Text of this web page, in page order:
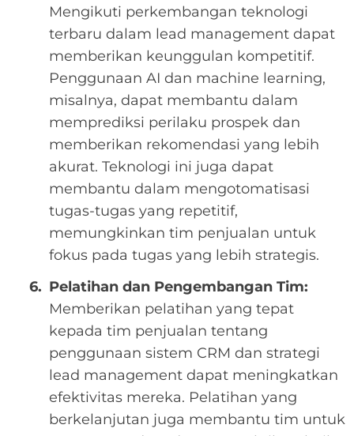
Mengikuti perkembangan teknologi
terbaru dalam lead management dapat
memberikan keunggulan kompetitif.
Penggunaan AI dan machine learning,
misalnya, dapat membantu dalam
memprediksi perilaku prospek dan
memberikan rekomendasi yang lebih
akurat. Teknologi ini juga dapat
membantu dalam mengotomatisasi
tugas-tugas yang repetitif,
memungkinkan tim penjualan untuk
fokus pada tugas yang lebih strategis.
Pelatihan dan Pengembangan Tim:
Memberikan pelatihan yang tepat
kepada tim penjualan tentang
penggunaan sistem CRM dan strategi
lead management dapat meningkatkan
efektivitas mereka. Pelatihan yang
berkelanjutan juga membantu tim untuk